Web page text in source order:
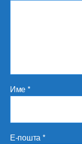
Име*
Е-пошта*